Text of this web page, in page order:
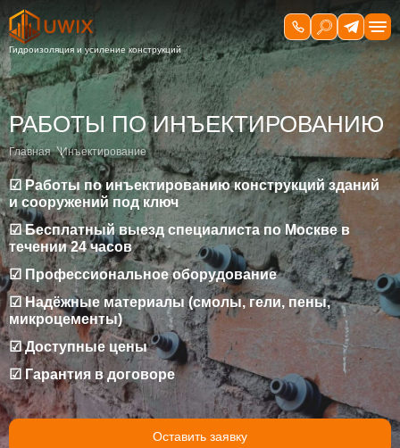
РАБОТЫ ПО ИНЪЕКТИРОВАНИЮ
Главная Инъектирование
☑ Работы по инъектированию конструкций зданий
и сооружений под ключ
☑ Бесплатный выезд специалиста по Москве в
течении 24 часов
☑ Профессиональное оборудование
☑ Надёжные материалы (смолы, гели, пены,
микроцементы)
☑ Доступные цены
☑ Гарантия в договоре
Оставить заявку